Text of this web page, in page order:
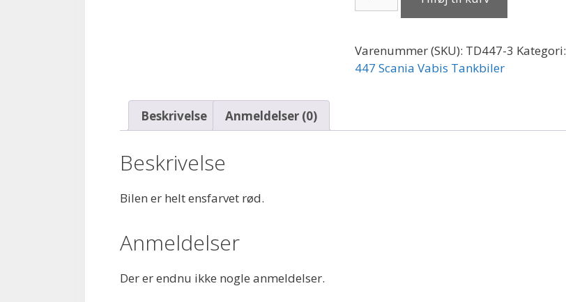
Varenummer (SKU): TD447-3 Kategori:
447 Scania Vabis Tankbiler
Beskrivelse Anmeldelser (0)
Beskrivelse
Bilen er helt ensfarvet rød.
Anmeldelser
Der er endnu ikke nogle anmeldelser.